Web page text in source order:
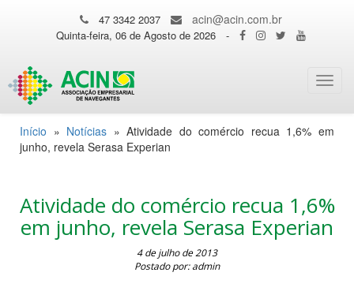
47 3342 2037 acin@acin.com.br
Quinta-feira, 06 de Agosto de 2026 -
Início » Notícias »Atividade do comércio recua 1,6% em
junho, revela Serasa Experian
Atividade do comércio recua 1,6%
em junho, revela Serasa Experian
4 de julho de 2013
Postado por: admin